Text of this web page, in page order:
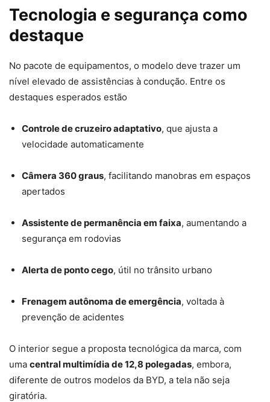
Tecnologia e segurança como
destaque
No pacote de equipamentos, o modelo deve trazer um
nível elevado de assistências à condução. Entre os
destaques esperados estão
Controle de cruzeiro adaptativo, que ajusta a
velocidade automaticamente
Câmera 360 graus, facilitando manobras em espaços
apertados
Assistente de permanência em faixa, aumentando a
segurança em rodovias
Alerta de ponto cego, útil no trânsito urbano
Frenagem autônoma de emergência, voltada à
prevenção de acidentes
O interior segue a proposta tecnológica da marca, com
uma central multimídia de 12,8 polegadas, embora,
diferente de outros modelos da BYD, a tela não seja
giratória.